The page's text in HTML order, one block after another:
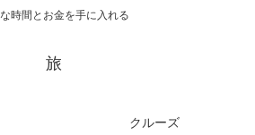
時間とお金を手に入れる
旅
クルーズ